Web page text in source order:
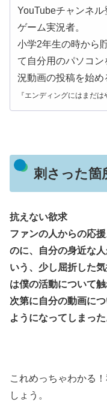
YouTubeチャンネ
ゲーム実況者。
小学2年生の時から
て自分用のパソコ
況動画の投稿を始め
『エンディングにはまだ
刺さった箇
抗えない欲求
ファンの人からの応
のに、自分の身近な
いう、少し屈折した
は僕の活動について
次第に自分の動画に
ようになってしまった
これめっちゃわかる
しょう。